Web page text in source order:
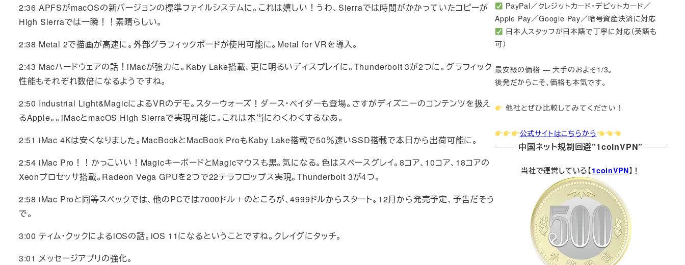
2:36 APFSがmacOSの新バージョンの標準ファイルシステムに。これは嬉しい！うわ、Sierraでは時間がかかっていたコピーが
High Sierraでは一瞬！！素晴らしい。
2:38 Metal 2で描画が高速に。外部グラフィックボードが使用可能に。Metal for VRを導入。
2:43 Macハードウェアの話！iMacが強力に。Kaby Lake搭載、更に明るいディスプレイに。Thunderbolt 3が2つに。グラフィック
性能もそれぞれ数倍になるようですね。
2:50 Industrial Light&MagicによるVRのデモ。スターウォーズ！ダース・ベイダーも登場。さすがディズニーのコンテンツを扱え
るApple。。iMacとmacOS High Sierraで実現可能に。これは本当にわくわくするなあ。
2:51 iMac 4Kは安くなりました。MacBookとMacBook ProもKaby Lake搭載で50％速いSSD搭載で本日から出荷可能に。
2:54 iMac Pro！！かっこいい！MagicキーボードとMagicマウスも黒。気になる。色はスペースグレイ。8コア、10コア、18コアの
Xeonプロセッサ搭載。Radeon Vega GPUを2つで22テラフロップス実現。Thunderbolt 3が4つ。
2:58 iMac Proと同等スペックでは、他のPCでは7000ドル＋のところが、4999ドルからスタート。12月から発売予定、予告だそう
で。
3:00 ティム・クックによるiOSの話。iOS 11になるということですね。クレイグにタッチ。
3:01 メッセージアプリの強化。
PayPal／クレジットカード・デビットカード／
Apple Pay／Google Pay／暗号資産決済に対応
日本人スタッフが日本語で丁寧に対応（英語も
可）
最安級の価格 — 大手のおよそ1/3。
後発だからこそ、価格も本気です。
他社とぜひ比較してみてください！
公式サイトはこちらから
中国ネット規制回避”1coinVPN”
当社で運営している【1coinVPN】！